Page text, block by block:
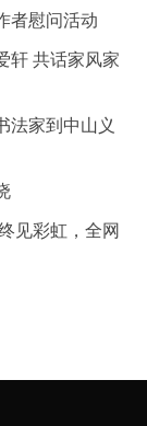
者慰问活动
轩 共话家风家
家到中山义
见彩虹，全网